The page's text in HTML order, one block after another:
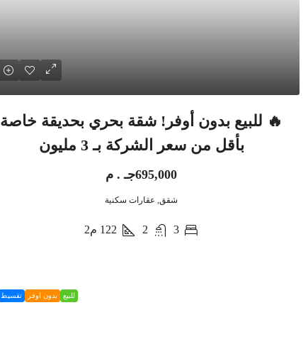
🔥 للبيع بدون أوفر! شقة بحري بحديقة خاصة
بأقل من سعر الشركة بـ 3 مليون
695,000جـ . م
شقق, عقارات سكنية
3
2
122 م2
للبيع بدون اوفر تقسيط